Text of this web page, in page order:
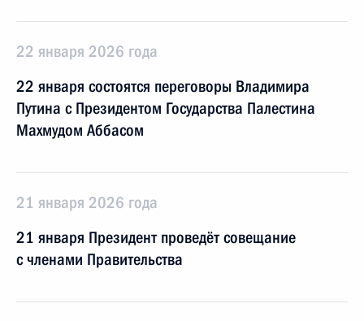
22 января 2026 года
22 января состоятся переговоры Владимира
Путина с Президентом Государства Палестина
Махмудом Аббасом
21 января 2026 года
21 января Президент проведёт совещание
с членами Правительства